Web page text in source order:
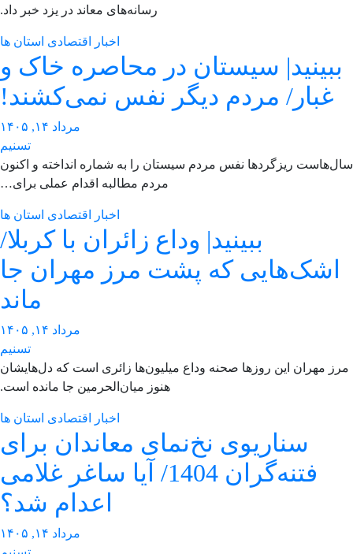
رسانه‌های معاند در یزد خبر ‌داد.
اخبار اقتصادی استان ها
سیستان در ‌محاصره خاک و
غبار/ مردم دیگر نفس نمی‌کشند!
مرداد ۱۴, ۱۴۰۵
تسنیم
ریزگردها نفس مردم سیستان را به شماره انداخته و اکنون
مردم مطالبه اقدام عملی برای…
اخبار اقتصادی استان ها
ببینید| وداع زائران با کربلا/
اشک‌هایی که پشت مرز مهران جا
ماند
مرداد ۱۴, ۱۴۰۵
تسنیم
مهران این روزها صحنه وداع میلیون‌ها زائری است که ‌دل‌هایشان
هنوز میان‌الحرمین جا مانده است.
اخبار اقتصادی استان ها
سناریوی نخ‌نمای معاندان برای
‌فتنه‌گران 1404/ آیا ساغر غلامی
اعدام شد؟
مرداد ۱۴, ۱۴۰۵